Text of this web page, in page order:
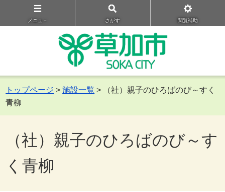
メニュ－ さがす 閲覧補助
トップページ >施設一覧 > （社）親子のひろばのび～すく
青柳
（社）親子のひろばのび～す
く青柳